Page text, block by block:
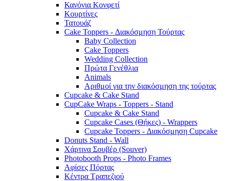
Κανόνια Κονφετί
Κουρτίνες
Τατουάζ
Cake Toppers - Διακόσμηση Τούρτας
Baby Collection
Cake Toppers
Wedding Collection
Πρώτα Γενέθλια
Animals
Αριθμοί για την διακόσμηση της τούρτας
Cupcake & Cake Stand
CupCake Wraps - Toppers - Stand
Cupcake & Cake Stand
Cupcake Cases (Θήκες) - Wrappers
Cupcake Toppers - Διακόσμηση Cupcake
Donuts Stand - Wall
Χάρτινα Σουβέρ (Souver)
Photobooth Props - Photo Frames
Αφίσες Πόρτας
Κέντρα Τραπεζιού